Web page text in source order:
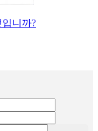
니까?